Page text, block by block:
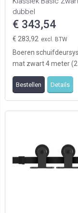
dubbel
€ 343,54
€ 283,92
Boeren
mat zwart 4 meter (2
meter), type Klassiek,
geschikt voor twe ...
Bestellen Details